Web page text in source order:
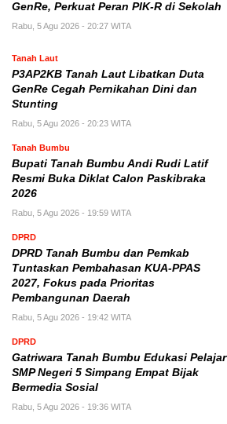
GenRe, Perkuat Peran PIK-R di Sekolah
Rabu, 5 Agu 2026 - 20:27 WITA
Tanah Laut
P3AP2KB Tanah Laut Libatkan Duta
GenRe Cegah Pernikahan Dini dan
Stunting
Rabu, 5 Agu 2026 - 20:23 WITA
Tanah Bumbu
Bupati Tanah Bumbu Andi Rudi Latif
Resmi Buka Diklat Calon Paskibraka
2026
Rabu, 5 Agu 2026 - 19:59 WITA
DPRD
DPRD Tanah Bumbu dan Pemkab
Tuntaskan Pembahasan KUA-PPAS
2027, Fokus pada Prioritas
Pembangunan Daerah
Rabu, 5 Agu 2026 - 19:42 WITA
DPRD
Gatriwara Tanah Bumbu Edukasi Pelajar
SMP Negeri 5 Simpang Empat Bijak
Bermedia Sosial
Rabu, 5 Agu 2026 - 19:36 WITA